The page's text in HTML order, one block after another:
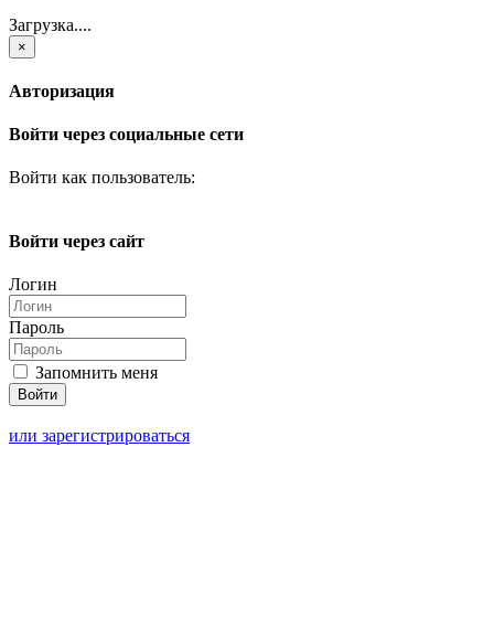
Загрузка....
×
Авторизация
Войти через социальные сети
Войти как пользователь:
Войти через сайт
Логин
Пароль
Запомнить меня
или зарегистрироваться